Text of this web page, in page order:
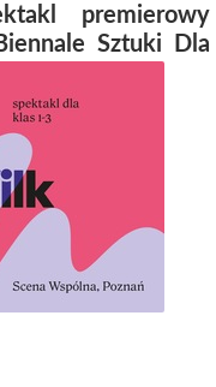
premierowy
Sztuki Dla